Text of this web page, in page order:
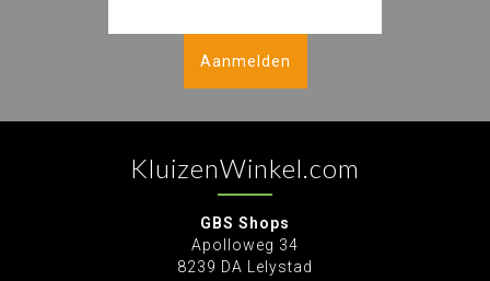
Aanmelden
KluizenWinkel.com
GBS Shops
Apolloweg 34
8239 DA Lelystad